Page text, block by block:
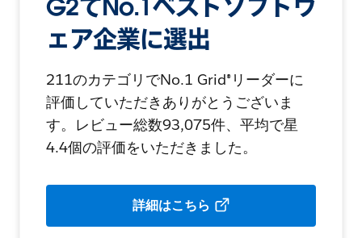
G2でNo.1ベストソフトウ
ェア企業に選出
211のカテゴリでNo.1 Grid®リーダーに
評価していただきありがとうございま
す。レビュー総数93,075件、平均で星
4.4個の評価をいただきました。
詳細はこちら